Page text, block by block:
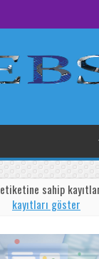
etiketine sahip
kayıtları göster